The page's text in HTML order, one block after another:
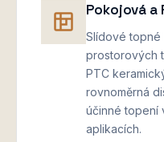
Pokojová
Slídové
prostorových
PTC
rovnoměrná
účinné topení
aplikacích.